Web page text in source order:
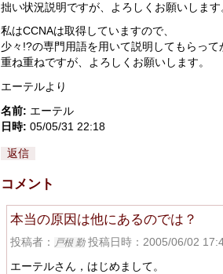
拙い状況説明ですが、よろしくお願いします
私はCCNAは取得していますので、
少々!?の専門用語を用いて説明してもらって
重ね重ねですが、よろしくお願いします。
エーテルより
名前: エーテル
日時: 05/05/31 22:18
返信
コメント
本当の原因は他にあるのでは？
投稿者： 戸根 勤投稿日時：2005/06/02
エーテルさん，はじめまして。